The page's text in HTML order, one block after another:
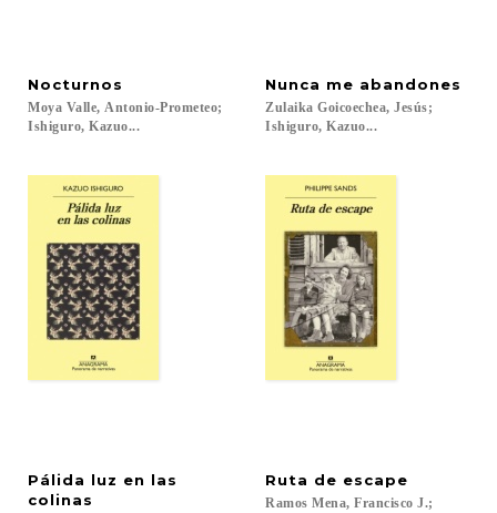
Nocturnos
Moya Valle, Antonio-Prometeo;
Ishiguro, Kazuo...
Nunca me abandones
Zulaika Goicoechea, Jesús;
Ishiguro, Kazuo...
Pálida luz en las
colinas
Ruta de escape
Ramos Mena, Francisco J.;